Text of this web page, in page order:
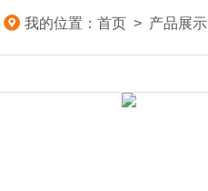
我的位置： 首页 > 产品展示